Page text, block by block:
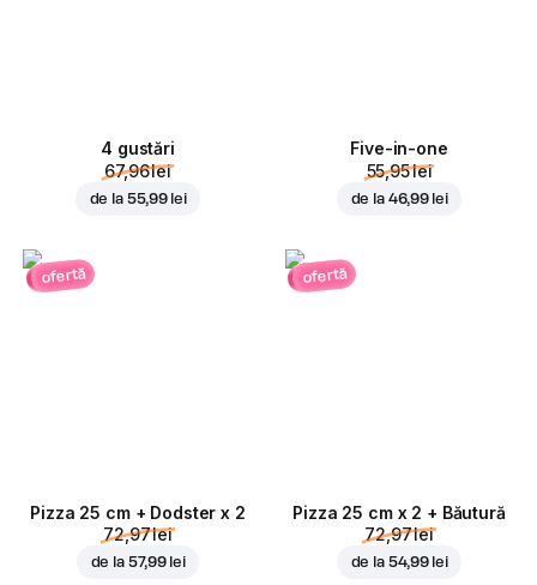
4 gustări
67,96 lei
de la 55,99 lei
Five-in-one
55,95 lei
de la 46,99 lei
ofertă
Pizza 25 cm + Dodster x 2
72,97 lei
de la 57,99 lei
ofertă
Pizza 25 cm x 2 + Băutură
72,97 lei
de la 54,99 lei